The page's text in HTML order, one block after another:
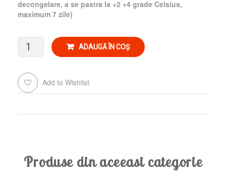
decongelare, a se pastra la +2 +4 grade Celsius,
maximum 7 zile)
Cantitate
somon
ADAUGĂ ÎN COȘ
Add to Wishlist
Produse din aceeasi categorie